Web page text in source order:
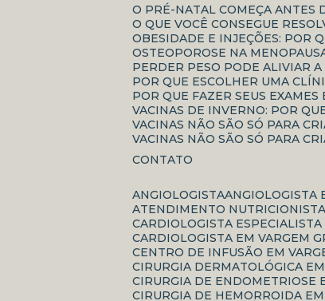
O PRÉ-NATAL COMEÇA
O QUE VOCÊ CONSEGUE
OBESIDADE E INJEÇÕES:
OSTEOPOROSE NA
PERDER PESO PODE ALIVIAR
POR QUE ESCOLHER UMA
POR QUE FAZER SEUS
VACINAS DE INVERNO: POR
VACINAS NÃO SÃO SÓ PARA
VACINAS NÃO SÃO SÓ PARA
CONTATO
ANGIOLOGISTA ANGIOLOGISTA
ATENDIMENTO
CARDIOLOGISTA
CARDIOLOGISTA EM VARGEM
CENTRO DE INFUSÃO EM
CIRURGIA DERMATOLÓGICA
CIRURGIA DE
CIRURGIA DE HEMORROIDA